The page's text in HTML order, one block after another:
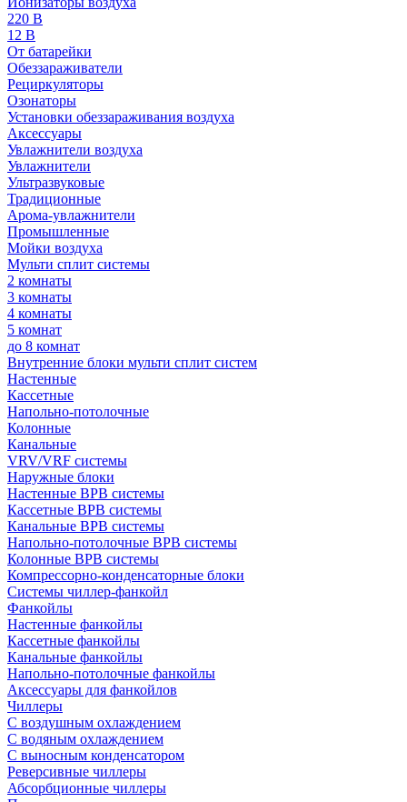
220 В
12 В
От батарейки
Обеззараживатели
Рециркуляторы
Озонаторы
Установки обеззараживания воздуха
Аксессуары
Увлажнители воздуха
Увлажнители
Ультразвуковые
Традиционные
Арома-увлажнители
Промышленные
Мойки воздуха
Мульти сплит системы
2 комнаты
3 комнаты
4 комнаты
5 комнат
до 8 комнат
Внутренние блоки мульти сплит систем
Настенные
Кассетные
Напольно-потолочные
Колонные
Канальные
VRV/VRF системы
Наружные блоки
Настенные ВРВ системы
Кассетные ВРВ системы
Канальные ВРВ системы
Напольно-потолочные ВРВ системы
Колонные ВРВ системы
Компрессорно-конденсаторные блоки
Системы чиллер-фанкойл
Фанкойлы
Настенные фанкойлы
Кассетные фанкойлы
Канальные фанкойлы
Напольно-потолочные фанкойлы
Аксессуары для фанкойлов
Чиллеры
С воздушным охлаждением
С водяным охлаждением
С выносным конденсатором
Реверсивные чиллеры
Абсорбционные чиллеры